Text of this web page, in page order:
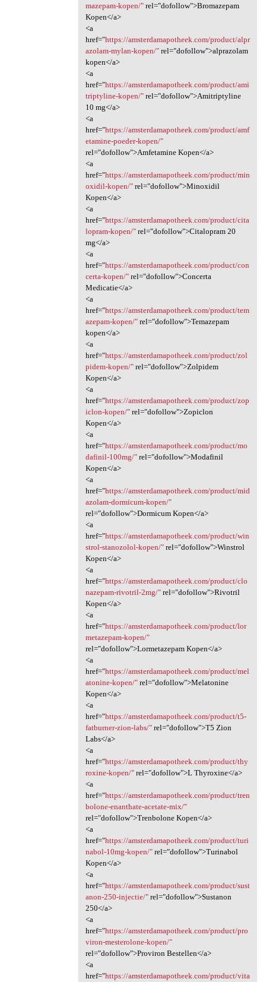
mazepam-kopen/"rel="dofollow">Bromazepam
Kopen</a>
<a
href="https://amsterdamapotheek.com/product/alpr
azolam-mylan-kopen/"rel="dofollow">alprazolam
kopen</a>
<a
href="https://amsterdamapotheek.com/product/ami
triptyline-kopen/"rel="dofollow">Amitriptyline
10 mg</a>
<a
href="https://amsterdamapotheek.com/product/amf
etamine-poeder-kopen/"
rel="dofollow">Amfetamine Kopen</a>
<a
href="https://amsterdamapotheek.com/product/min
oxidil-kopen/"rel="dofollow">Minoxidil
Kopen</a>
<a
href="https://amsterdamapotheek.com/product/cita
lopram-kopen/"rel="dofollow">Citalopram 20
mg</a>
<a
href="https://amsterdamapotheek.com/product/con
certa-kopen/"rel="dofollow">Concerta
Medicatie</a>
<a
href="https://amsterdamapotheek.com/product/tem
azepam-kopen/"rel="dofollow">Temazepam
kopen</a>
<a
href="https://amsterdamapotheek.com/product/zol
pidem-kopen/"rel="dofollow">Zolpidem
Kopen</a>
<a
href="https://amsterdamapotheek.com/product/zop
iclon-kopen/"rel="dofollow">Zopiclon
Kopen</a>
<a
href="https://amsterdamapotheek.com/product/mo
dafinil-100mg/"rel="dofollow">Modafinil
Kopen</a>
<a
href="https://amsterdamapotheek.com/product/mid
azolam-dormicum-kopen/"
rel="dofollow">Dormicum Kopen</a>
<a
href="https://amsterdamapotheek.com/product/win
strol-stanozolol-kopen/"rel="dofollow">Winstrol
Kopen</a>
<a
href="https://amsterdamapotheek.com/product/clo
nazepam-rivotril-2mg/"rel="dofollow">Rivotril
Kopen</a>
<a
href="https://amsterdamapotheek.com/product/lor
metazepam-kopen/"
rel="dofollow">Lormetazepam Kopen</a>
<a
href="https://amsterdamapotheek.com/product/mel
atonine-kopen/"rel="dofollow">Melatonine
Kopen</a>
<a
href="https://amsterdamapotheek.com/product/t5-
fatburner-zion-labs/"rel="dofollow">T5 Zion
Labs</a>
<a
href="https://amsterdamapotheek.com/product/thy
roxine-kopen/"rel="dofollow">L Thyroxine</a>
<a
href="https://amsterdamapotheek.com/product/tren
bolone-enanthate-acetate-mix/"
rel="dofollow">Trenbolone Kopen</a>
<a
href="https://amsterdamapotheek.com/product/turi
nabol-10mg-kopen/"rel="dofollow">Turinabol
Kopen</a>
<a
href="https://amsterdamapotheek.com/product/sust
anon-250-injectie/"rel="dofollow">Sustanon
250</a>
<a
href="https://amsterdamapotheek.com/product/pro
viron-mesterolone-kopen/"
rel="dofollow">Proviron Bestellen</a>
<a
href="https://amsterdamapotheek.com/product/vita